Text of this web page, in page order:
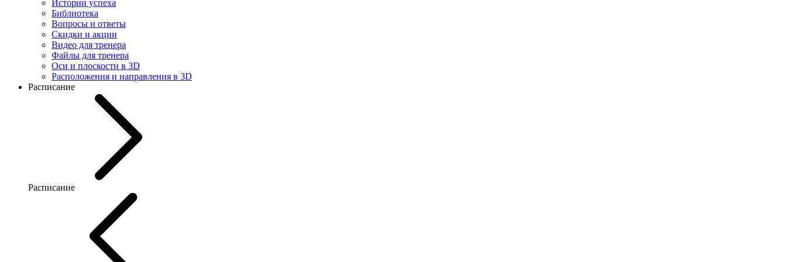
Истории успеха
Библиотека
Вопросы и ответы
Скидки и акции
Видео для тренера
Файлы для тренера
Оси и плоскости в 3D
Расположения и направления в 3D
Расписание
Расписание